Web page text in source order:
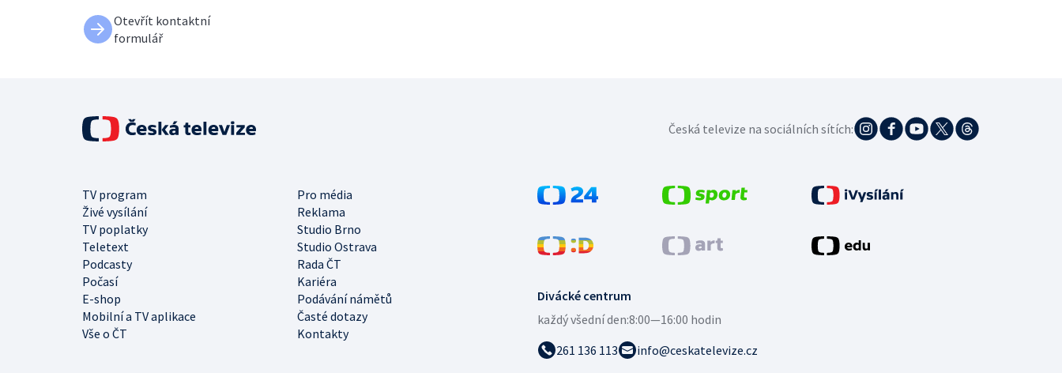
Otevřít kontaktní
formulář
Divácké centrum
každý všední den:8:00—16:00 hodin
261 136 113
info@ceskatelevize.cz
TV program
Pro média
Živé vysílání
Reklama
TV poplatky
Studio Brno
Teletext
Studio Ostrava
Podcasty
Rada ČT
Počasí
Kariéra
E-shop
Podávání námětů
Mobilní a TV aplikace
Časté dotazy
Vše o ČT
Kontakty
Česká televize na sociálních sítích: